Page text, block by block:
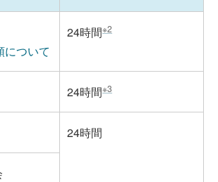
について
24時間※2
24時間※3
24時間